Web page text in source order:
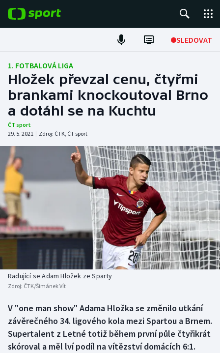
SLEDOVAT
Fotbal
Hokej
Tenis
Atletika
Cyklistika
DALŠÍ SPORTY
Baseball a softbal
Basketbal
Biatlon
Box
Curling
NEPŘEHLÉDNĚTE
Soutěže
Historické návraty
Aplikace ČT sport
1. FOTBALOVÁ LIGA
Hložek převzal cenu, čtyřmi
brankami knockoutoval Brno
a dotáhl se na Kuchtu
ČT sport
29. 5. 2021 | Zdroj: ČTK, ČT sport
Radující se Adam Hložek ze Sparty
Zdroj: ČTK/Šimánek Vít
V "one man show" Adama Hložka se změnilo utkání
závěrečného 34. ligového kola mezi Spartou a Brnem.
Supertalent z Letné totiž během první půle čtyřikrát
skóroval a měl lví podíl na vítězství domácích 6:1.